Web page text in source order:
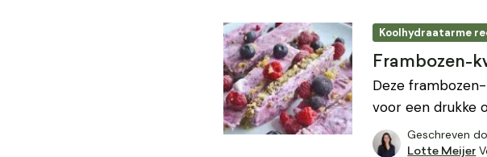
Koolhydraatarme
Frambozen-
Deze
voor een drukke
Geschreven
Lotte Meijer